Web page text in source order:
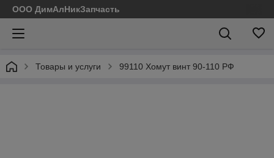
ООО ДимАлНикЗапчасть
Товары и услуги 99110 Хомут винт 90-110 РФ